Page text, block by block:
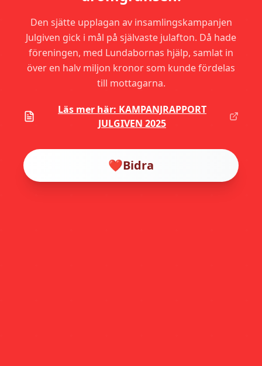
Den sjätte upplagan av insamlingskampanjen
Julgiven gick i mål på självaste julafton. Då hade
föreningen, med Lundabornas hjälp, samlat in
över en halv miljon kronor som kunde fördelas
till mottagarna.
Läs mer här: KAMPANJRAPPORT
JULGIVEN 2025
❤️Bidra